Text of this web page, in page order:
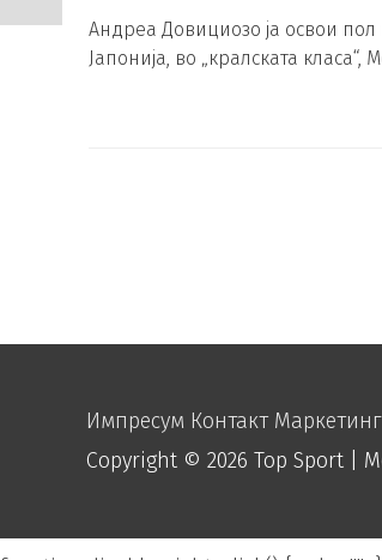
Андреа Довициозо ја освои пол
Јапонија, во „кралската класа“,
Импресум Контакт Маркетинг
Copyright © 2026 Top Sport |